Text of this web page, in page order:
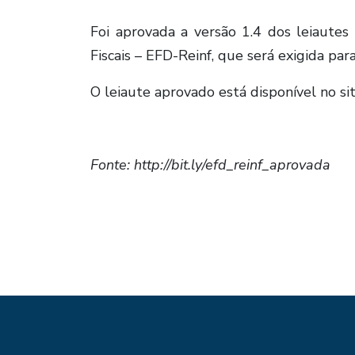
Foi aprovada a versão 1.4 dos
Fiscais – EFD-Reinf, que será exigida
O leiaute aprovado está disponível no
Fonte: http://bit.ly/efd_reinf_aprovada